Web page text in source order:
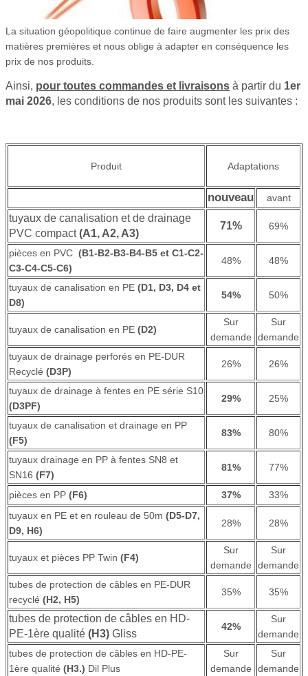
La situation géopolitique continue de faire augmenter les prix des
matières premières et nous oblige à adapter en conséquence les
prix de nos produits.
Ainsi, pour toutes commandes et livraisons à partir du 1er
mai 2026, les conditions de nos produits sont les suivantes :
Produit Adaptations
nouveau avant
tuyaux de canalisation et de drainage
PVC compact(A1, A2, A3)
71% 69%
pièces en PVC (B1-B2-B3-B4-B5 et C1-C2-
C3-C4-C5-C6)
48% 48%
tuyaux de canalisation en PE (D1, D3, D4 et
D8)
54% 50%
tuyaux de canalisation en PE (D2)
Sur
demande
Sur
demande
tuyaux de drainage perforés en PE-DUR
Recyclé (D3P)
26% 26%
tuyaux de drainage à fentes en PE série S10
(D3PF)
29% 25%
tuyaux de canalisation et drainage en PP
(F5)
83% 80%
tuyaux drainage en PP à fentes SN8 et
SN16 (F7)
81% 77%
pièces en PP (F6) 37%
33%
tuyaux en PE et en rouleau de 50m (D5-D7,
D9, H6)
28% 28%
tuyaux et pièces PP Twin (F4)
Sur
demande
Sur
demande
tubes de protection de câbles en PE-DUR
recyclé (H2, H5)
35% 35%
tubes de protection de câbles en HD-
PE-1ère qualité (H3) Gliss
42%
Sur
demande
tubes de protection de câbles en HD-PE-
1ère qualité (H3.) Dil Plus
Sur
demande
Sur
demande